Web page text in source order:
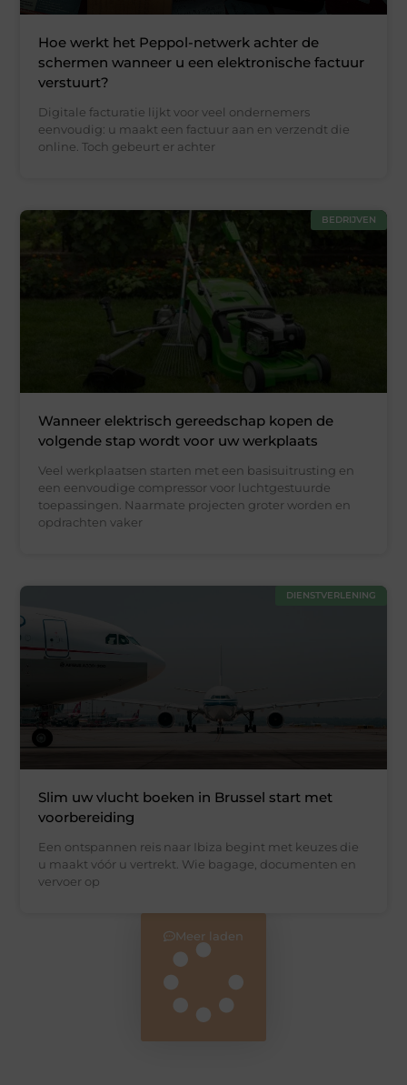
Hoe werkt het Peppol-netwerk achter de
schermen wanneer u een elektronische factuur
verstuurt?
Digitale facturatie lijkt voor veel ondernemers
eenvoudig: u maakt een factuur aan en verzendt die
online. Toch gebeurt er achter
BEDRIJVEN
Wanneer elektrisch gereedschap kopen de
volgende stap wordt voor uw werkplaats
Veel werkplaatsen starten met een basisuitrusting en
een eenvoudige compressor voor luchtgestuurde
toepassingen. Naarmate projecten groter worden en
opdrachten vaker
DIENSTVERLENING
Slim uw vlucht boeken in Brussel start met
voorbereiding
Een ontspannen reis naar Ibiza begint met keuzes die
u maakt vóór u vertrekt. Wie bagage, documenten en
vervoer op
Meer laden